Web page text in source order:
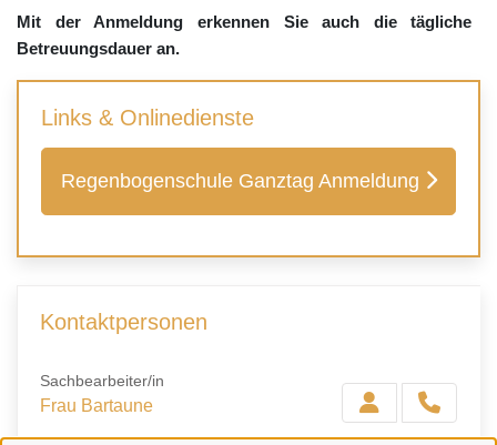
Mit der Anmeldung erkennen Sie auch die tägliche
Betreuungsdauer an.
Links & Onlinedienste
Regenbogenschule Ganztag Anmeldung
Kontaktpersonen
Sachbearbeiter/in
Frau Bartaune